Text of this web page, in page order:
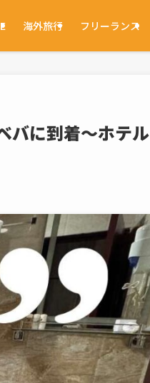
海外旅行 フリーランス
バに到着〜ホテル